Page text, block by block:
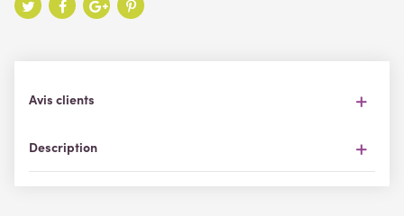
Description
Avis clients